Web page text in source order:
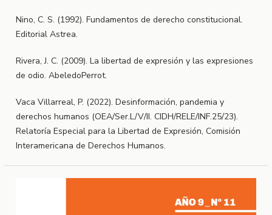
Nino, C. S. (1992). Fundamentos de derecho constitucional.
Editorial Astrea.
Rivera, J. C. (2009). La libertad de expresión y las expresiones
de odio. AbeledoPerrot.
Vaca Villarreal, P. (2022). Desinformación, pandemia y
derechos humanos (OEA/Ser.L/V/II. CIDH/RELE/INF.25/23).
Relatoría Especial para la Libertad de Expresión, Comisión
Interamericana de Derechos Humanos.